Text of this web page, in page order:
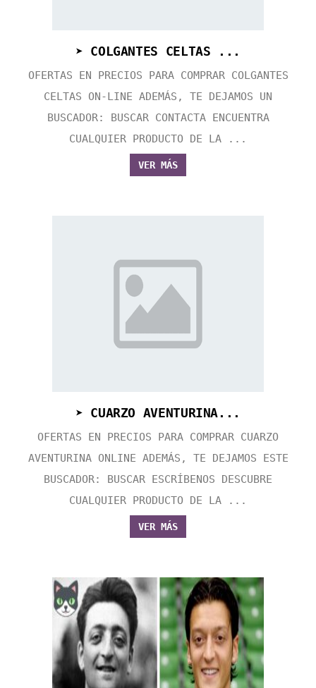
➤ COLGANTES CELTAS ...
OFERTAS EN PRECIOS PARA COMPRAR COLGANTES
CELTAS ON-LINE ADEMÁS, TE DEJAMOS UN
BUSCADOR: BUSCAR CONTACTA ENCUENTRA
CUALQUIER PRODUCTO DE LA ...
VER MÁS
➤ CUARZO AVENTURINA...
OFERTAS EN PRECIOS PARA COMPRAR CUARZO
AVENTURINA ONLINE ADEMÁS, TE DEJAMOS ESTE
BUSCADOR: BUSCAR ESCRÍBENOS DESCUBRE
CUALQUIER PRODUCTO DE LA ...
VER MÁS